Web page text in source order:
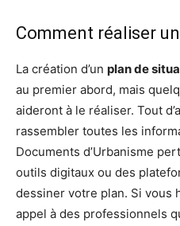
Comment réaliser
La création d’un plan de
au premier abord, mais
aideront à le réaliser. Tout
rassembler toutes les
Documents d’Urbanisme
outils digitaux ou des
dessiner votre plan. Si vous
appel à des professionnels